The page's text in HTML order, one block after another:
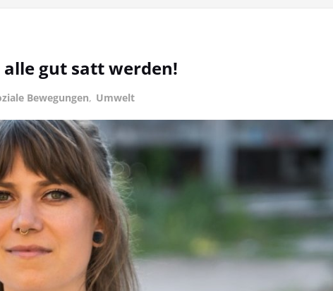
alle gut satt werden!
Bewegungen, Umwelt